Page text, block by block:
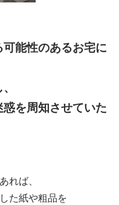
能性のあるお宅に
を周知させていた
れば、
た紙や粗品を